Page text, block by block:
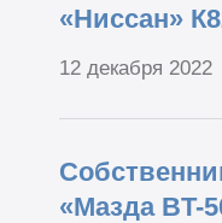
«Ниссан»
12 декабря 2022
«Мазда BT-